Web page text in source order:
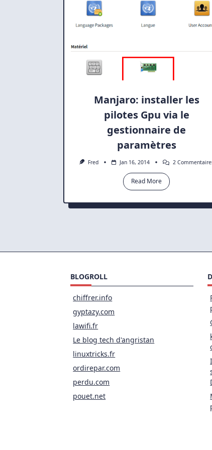
Manjaro: installer les
pilotes Gpu via le
gestionnaire de
paramètres
Fred Jan 16, 2014 2
Read More
BLOGROLL
chiffrer.info
gyptazy.com
lawifi.fr
Le blog tech d'angristan
linuxtricks.fr
ordirepar.com
perdu.com
pouet.net